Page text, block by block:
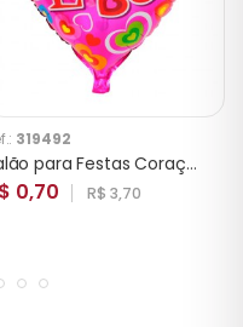
319492
Balão para Festas Coraçâo LOVE YSBLR-F
0,70 R$ 3,70